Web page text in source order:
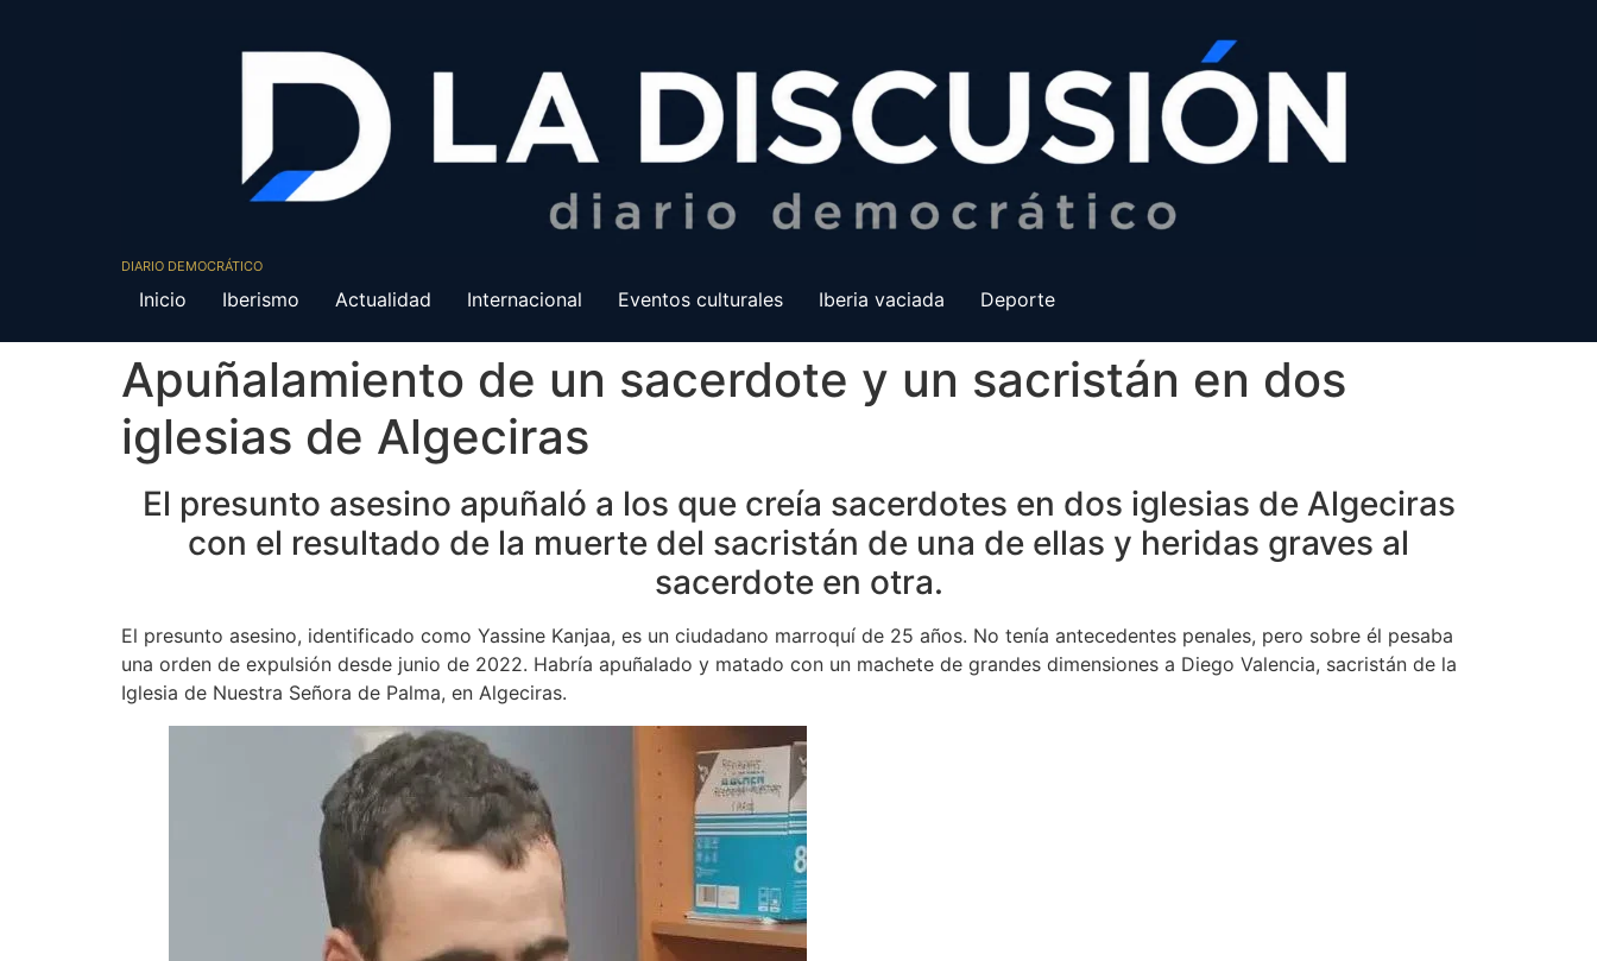
DIARIO DEMOCRÁTICO
Inicio Iberismo Actualidad Internacional Eventos culturales Iberia vaciada Deporte
Apuñalamiento de un sacerdote y un sacristán en dos
iglesias de Algeciras
El presunto asesino apuñaló a los que creía sacerdotes en dos iglesias de Algeciras
con el resultado de la muerte del sacristán de una de ellas y heridas graves al
sacerdote en otra.
El presunto asesino, identificado como Yassine Kanjaa, es un ciudadano marroquí de 25 años. No tenía antecedentes penales, pero sobre él pesaba
una orden de expulsión desde junio de 2022. Habría apuñalado y matado con un machete de grandes dimensiones a Diego Valencia, sacristán de la
Iglesia de Nuestra Señora de Palma, en Algeciras.